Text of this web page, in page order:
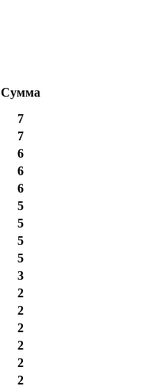
Сумма
7
7
6
6
6
5
5
5
5
3
2
2
2
2
2
2